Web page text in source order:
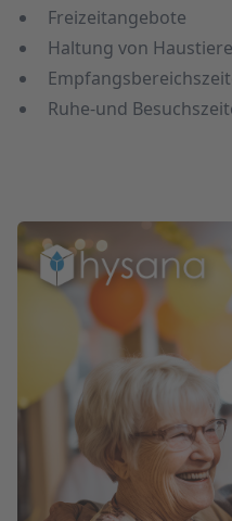
Freizeitangebote
Haltung von
Ruhe-und